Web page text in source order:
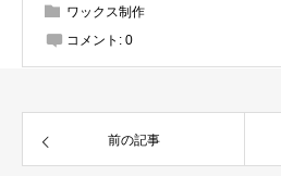
ワックス制作
コメント: 0
前の記事